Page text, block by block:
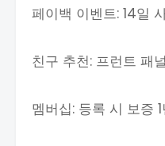
페이백 이벤트: 14일
친구 추천: 프런트 패
멤버십: 등록 시 보증